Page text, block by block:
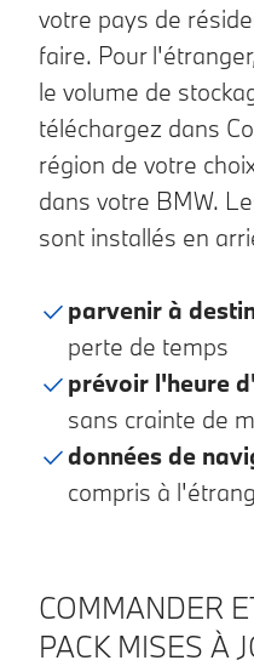
votre pays de
faire. Pour
le volume de
téléchargez dans
région de votre
dans votre BMW.
sont installés en
parvenir à
perte de temps
prévoir l'heure
sans crainte de
données de
compris à
COMMANDER
PACK MISES À